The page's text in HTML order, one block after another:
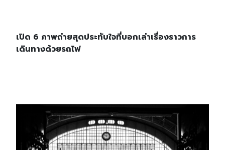
เปิด 6 ภาพถ่ายสุดประทับใจที่บอกเล่าเรื่องราวการ
เดินทางด้วยรถไฟ